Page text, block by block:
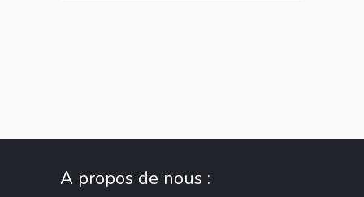
A propos de nous :